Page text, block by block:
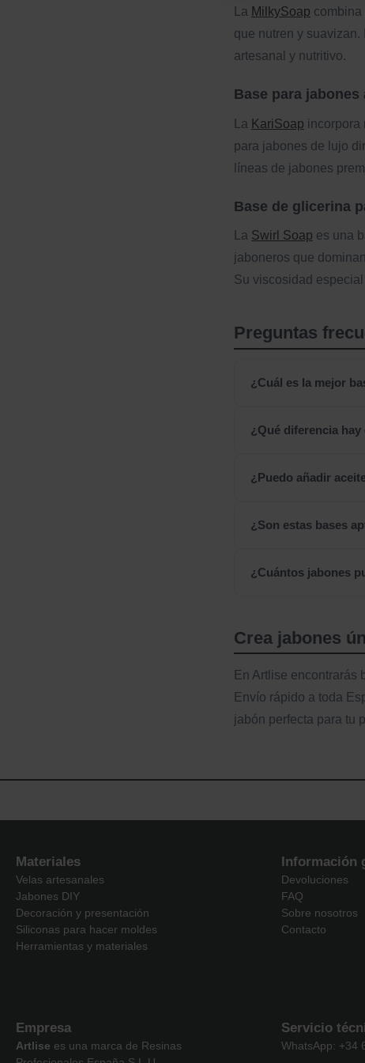
La MilkySoap combina
que nutren y
artesanal y nutritivo.
Base para
La KariSoap incorpora
para jabones de lujo
líneas de jabones
Base de glicerina
La Swirl Soap es una
jaboneros que
Su viscosidad
Preguntas
¿Cuál es la mejor
¿Qué diferencia
¿Puedo añadir
¿Son estas bases
¿Cuántos jabones
Crea jabones
En Artlise encontrarás
Envío rápido a toda
jabón perfecta para tu
Materiales
Velas artesanales
Jabones DIY
Decoración y presentación
Siliconas para hacer moldes
Herramientas y materiales
Información
Devoluciones
FAQ
Sobre nosotros
Contacto
Empresa
Artlise es una marca de Resinas
Servicio
WhatsApp: +34